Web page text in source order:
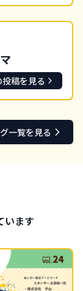
投稿を見る
一覧を見る
います